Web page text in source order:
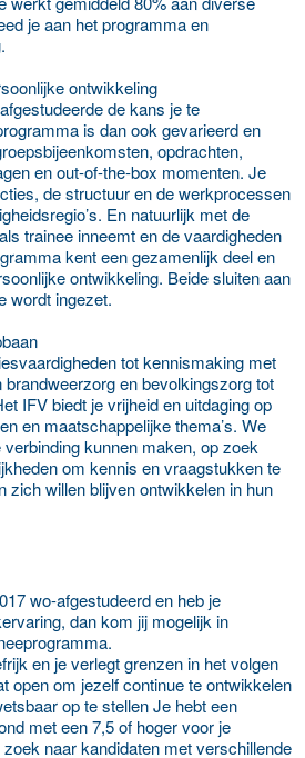
je aan het programma en
ontwikkeling
de kans jete
is dan ook gevarieerd en
opdrachten,
en out-of-the-box momenten. Je
de structuur en de werkprocessen
En natuurlijk met de
trainee inneemt en de vaardigheden
kent een gezamenlijk deel en
ontwikkeling. Beide sluiten aan
wordt ingezet.
tot kennismaking met
brandweerzorg en bevolkingszorg tot
IFV biedt je vrijheid en uitdaging op
en maatschappelijke thema’s. We
kunnen maken, op zoek
om kennis en vraagstukken te
zich willen blijven ontwikkelen in hun
wo-afgestudeerd en heb je
dan kom jij mogelijk in
en je verlegt grenzen in het volgen
open om jezelf continue te ontwikkelen
op te stellenJe hebt een
met een 7,5 of hoger voor je
naar kandidaten met verschillende